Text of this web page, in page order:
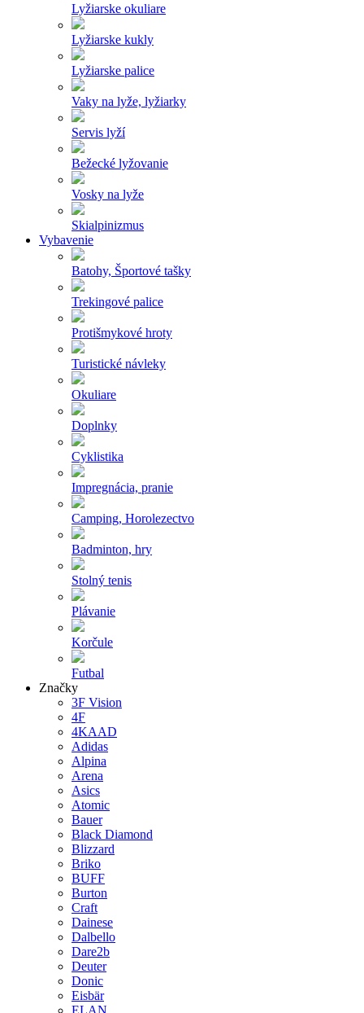
Lyžiarske okuliare
Lyžiarske kukly
Lyžiarske palice
Vaky na lyže, lyžiarky
Servis lyží
Bežecké lyžovanie
Vosky na lyže
Skialpinizmus
Vybavenie
Batohy, Športové tašky
Trekingové palice
Protišmykové hroty
Turistické návleky
Okuliare
Doplnky
Cyklistika
Impregnácia, pranie
Camping, Horolezectvo
Badminton, hry
Stolný tenis
Plávanie
Korčule
Futbal
Značky
3F Vision
4F
4KAAD
Adidas
Alpina
Arena
Asics
Atomic
Bauer
Black Diamond
Blizzard
Briko
BUFF
Burton
Craft
Dainese
Dalbello
Dare2b
Deuter
Donic
Eisbär
ELAN